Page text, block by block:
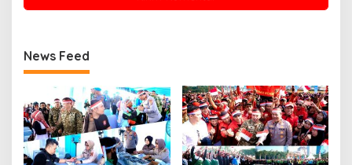
News Feed